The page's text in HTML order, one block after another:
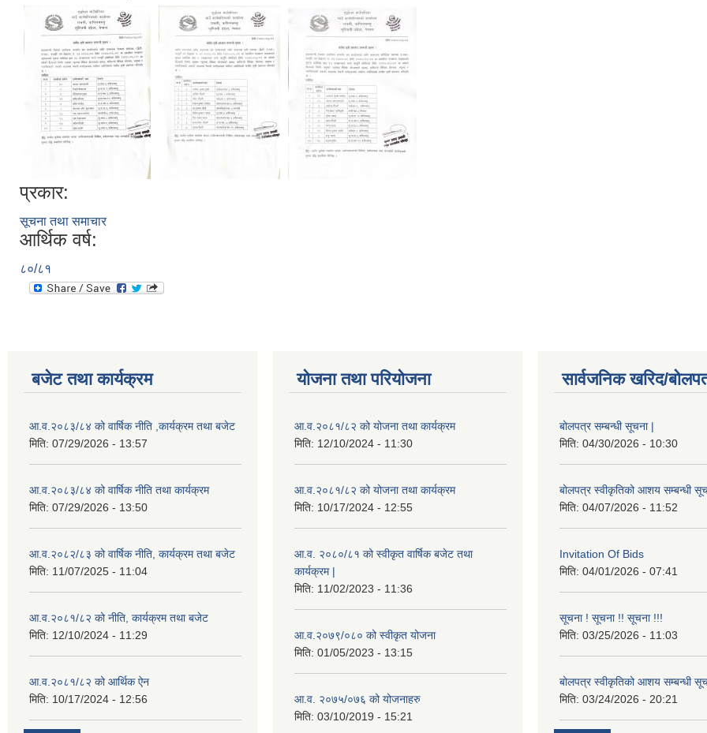
प्रकार:
सूचना तथा समाचार
आर्थिक वर्ष:
८०/८१
बजेट तथा कार्यक्रम
आ.व.२०८३/८४ को वार्षिक नीति ,कार्यक्रम तथा बजेट
मिति: 07/29/2026 - 13:57
आ.व.२०८३/८४ को वार्षिक नीति तथा कार्यक्रम
मिति: 07/29/2026 - 13:50
आ.व.२०८२/८३ को वार्षिक नीति, कार्यक्रम तथा बजेट
मिति: 11/07/2025 - 11:04
आ.व.२०८१/८२ को नीति, कार्यक्रम तथा बजेट
मिति: 12/10/2024 - 11:29
आ.व.२०८१/८२ को आर्थिक ऐन
मिति: 10/17/2024 - 12:56
योजना तथा परियोजना
आ.व.२०८१/८२ को योजना तथा कार्यक्रम
मिति: 12/10/2024 - 11:30
आ.व.२०८१/८२ को योजना तथा कार्यक्रम
मिति: 10/17/2024 - 12:55
आ.व. २०८०/८१ को स्वीकृत वार्षिक बजेट तथा
कार्यक्रम |
मिति: 11/02/2023 - 11:36
आ.व.२०७९/०८० को स्वीकृत योजना
मिति: 01/05/2023 - 13:15
आ.व. २०७५/०७६ को योजनाहरु
मिति: 03/10/2019 - 15:21
सार्वजनिक खरिद/
बोलपत्र सम्बन्धी सूचना |
मिति: 04/30/2026 - 10:30
बोलपत्र स्वीकृतिको आशय सम्बन्धी
मिति: 04/07/2026 - 11:52
Invitation Of Bids
मिति: 04/01/2026 - 07:41
सूचना ! सूचना !! सूचना !!!
मिति: 03/25/2026 - 11:03
बोलपत्र स्वीकृतिको आशय सम्बन्धी
मिति: 03/24/2026 - 20:21